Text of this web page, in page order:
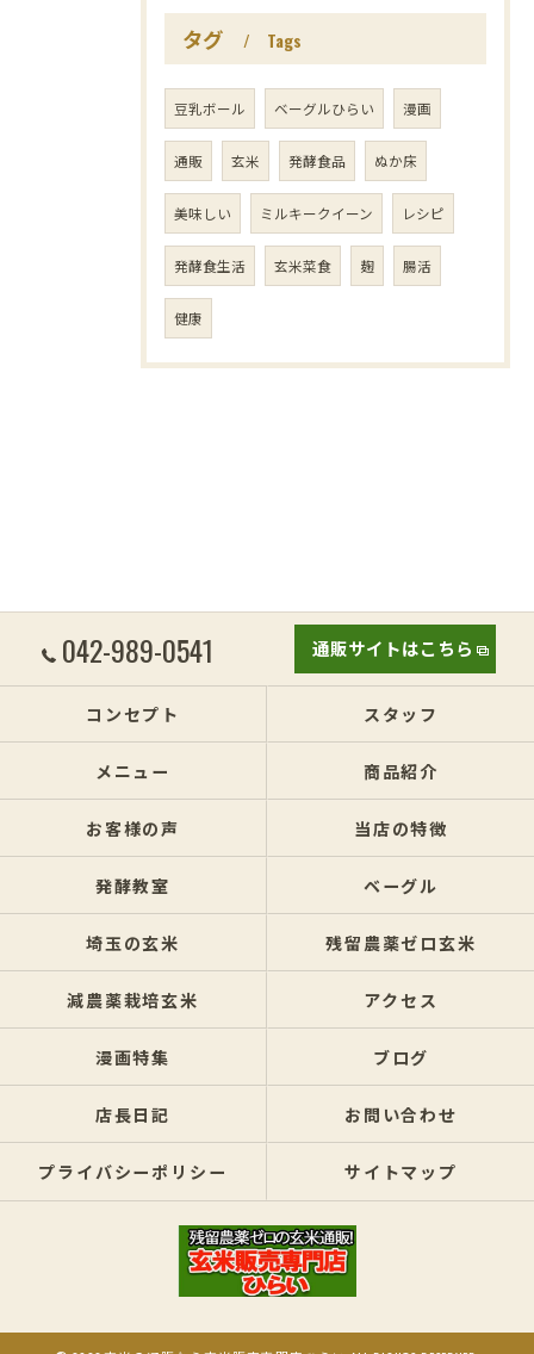
タグ Tags
豆乳ボール ベーグルひらい 漫画
通販 玄米 発酵食品 ぬか床
美味しい ミルキークイーン レシピ
発酵食生活 玄米菜食 麹 腸活
健康
042-989-0541 通販サイトはこちら
コンセプト スタッフ
メニュー 商品紹介
お客様の声 当店の特徴
発酵教室 ベーグル
埼玉の玄米 残留農薬ゼロ玄米
減農薬栽培玄米 アクセス
漫画特集 ブログ
店長日記 お問い合わせ
プライバシーポリシー サイトマップ